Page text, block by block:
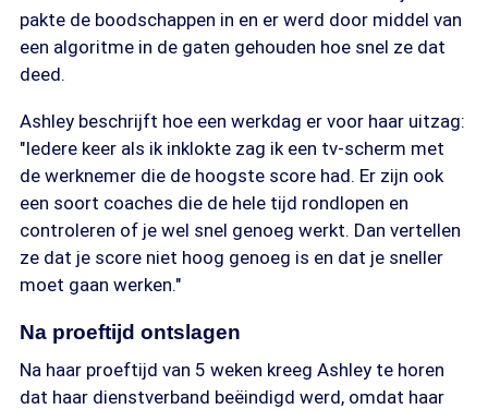
pakte de boodschappen in en er werd door middel van
een algoritme in de gaten gehouden hoe snel ze dat
deed.
Ashley beschrijft hoe een werkdag er voor haar uitzag:
"Iedere keer als ik inklokte zag ik een tv-scherm met
de werknemer die de hoogste score had. Er zijn ook
een soort coaches die de hele tijd rondlopen en
controleren of je wel snel genoeg werkt. Dan vertellen
ze dat je score niet hoog genoeg is en dat je sneller
moet gaan werken."
Na proeftijd ontslagen
Na haar proeftijd van 5 weken kreeg Ashley te horen
dat haar dienstverband beëindigd werd, omdat haar